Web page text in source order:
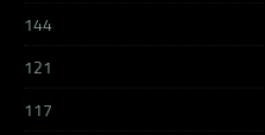
144
121
117